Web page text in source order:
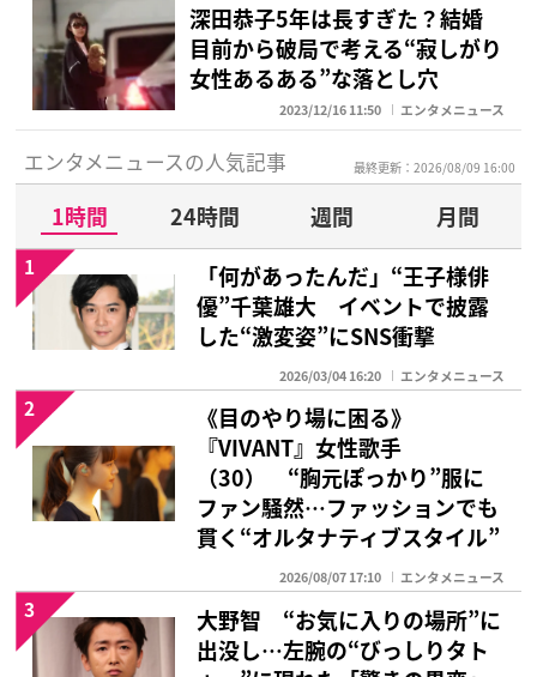
深田恭子5年は長すぎた？結婚
目前から破局で考える“寂しがり
女性あるある”な落とし穴
2023/12/16 11:50 エンタメニュース
エンタメニュースの人気記事 最終更新：2026/08/09 16:00
1時間 24時間 週間
月間
「何があったんだ」“王子様俳
優”千葉雄大 イベントで披露
した“激変姿”にSNS衝撃
2026/03/04 16:20 エンタメニュース
1
《目のやり場に困る》
『VIVANT』女性歌手
（30） “胸元ぽっかり”服に
ファン騒然…ファッションでも
貫く“オルタナティブスタイル”
2026/08/07 17:10 エンタメニュース
2
大野智 “お気に入りの場所”に
出没し…左腕の“びっしりタト
3